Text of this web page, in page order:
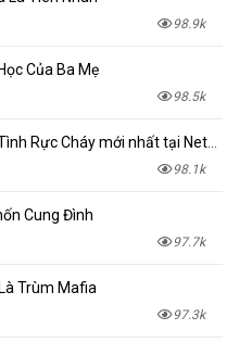
98.9k
Của Ba Mẹ
98.5k
98.1k
Cung Đình
97.7k
Trùm Mafia
97.3k